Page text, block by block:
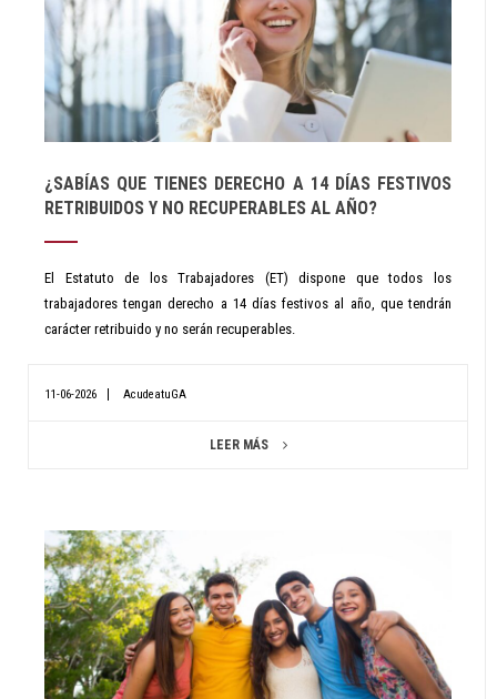
¿SABÍAS QUE TIENES DERECHO A 14 DÍAS FESTIVOS
RETRIBUIDOS Y NO RECUPERABLES AL AÑO?
El Estatuto de los Trabajadores (ET) dispone que todos los
trabajadores tengan derecho a 14 días festivos al año, que tendrán
carácter retribuido y no serán recuperables.
11-06-2026 AcudeatuGA
LEER MÁS